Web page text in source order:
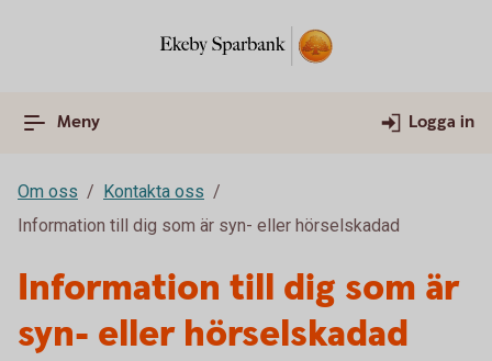
Meny Logga in
Om oss
Kontakta oss
Information till dig som är syn- eller hörselskadad
Information till dig som är
syn- eller hörselskadad